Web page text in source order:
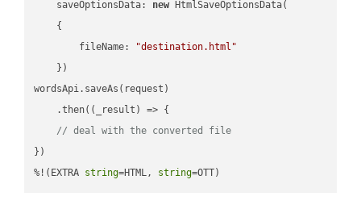
saveOptionsData: new HtmlSaveOptionsData(
    {
fileName:
"destination.html"
    })
wordsApi.saveAs(request)
    .then(
( _result ) => {
// deal with the converted file
})
%!(EXTRA string=HTML, string=OTT)